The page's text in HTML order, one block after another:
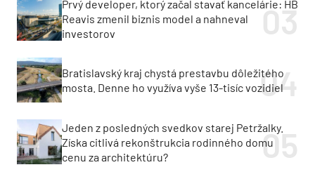
Prvý developer, ktorý začal stavať kancelárie: HB
Reavis zmenil biznis model a nahneval
investorov
Bratislavský kraj chystá prestavbu dôležitého
mosta. Denne ho využíva vyše 13-tisíc vozidiel
Jeden z posledných svedkov starej Petržalky.
Získa citlivá rekonštrukcia rodinného domu
cenu za architektúru?